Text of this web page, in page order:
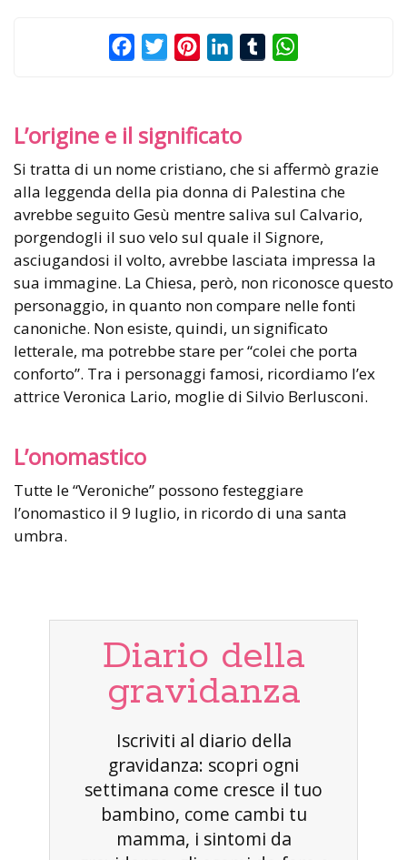
FacebookTwitterPinterestLinkedInTumblr
L’origine e il significato
Si tratta di un nome cristiano, che si affermò grazie
alla leggenda della pia donna di Palestina che
avrebbe seguito Gesù mentre saliva sul Calvario,
porgendogli il suo velo sul quale il Signore,
asciugandosi il volto, avrebbe lasciata impressa la
sua immagine. La Chiesa, però, non riconosce questo
personaggio, in quanto non compare nelle fonti
canoniche. Non esiste, quindi, un significato
letterale, ma potrebbe stare per “colei che porta
conforto”. Tra i personaggi famosi, ricordiamo l’ex
attrice Veronica Lario, moglie di Silvio Berlusconi.
L’onomastico
Tutte le “Veroniche” possono festeggiare
l’onomastico il 9 luglio, in ricordo di una santa
umbra.
Diario della
gravidanza
Iscriviti al diario della
gravidanza: scopri ogni
settimana come cresce il tuo
bambino, come cambi tu
mamma, i sintomi da